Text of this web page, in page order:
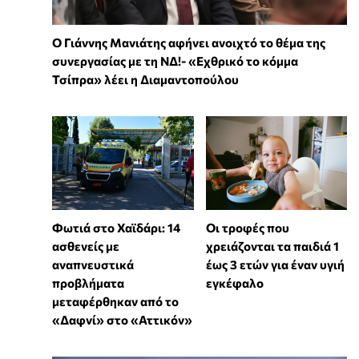
Ο Γιάννης Μανιάτης αφήνει ανοιχτό το θέμα της
συνεργασίας με τη ΝΔ!- «Εχθρικό το κόμμα
Τσίπρα» λέει η Διαμαντοπούλου
Φωτιά στο Χαϊδάρι: 14
ασθενείς με
αναπνευστικά
προβλήματα
μεταφέρθηκαν από το
«Δαφνί» στο «Αττικόν»
Οι τροφές που
χρειάζονται τα παιδιά 1
έως 3 ετών για έναν υγιή
εγκέφαλο